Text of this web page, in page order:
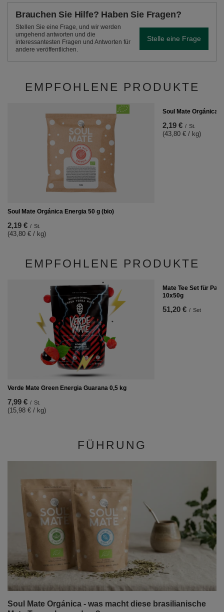
Brauchen Sie Hilfe? Haben Sie Fragen?
Stellen Sie eine Frage, und wir werden
umgehend antworten und die
interessantesten Fragen und Antworten für
andere veröffentlichen.
Stelle eine Frage
EMPFOHLENE PRODUKTE
Soul Mate Orgánica Energia 50 g (bio)
2,19 € / St.
(43,80 € / kg)
Soul Mate Orgánica
2,19 € / St.
(43,80 € / kg)
EMPFOHLENE PRODUKTE
Verde Mate Green Energia Guarana 0,5 kg
7,99 € / St.
(15,98 € / kg)
Mate Tee Set für
10x50g
51,20 € / Set
FÜHRUNG
Soul Mate Orgánica - was macht diese brasilianische